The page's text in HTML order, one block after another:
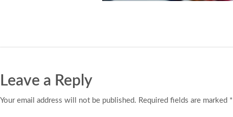
Leave a Reply
Your email address will not be published. Required fields are marked *